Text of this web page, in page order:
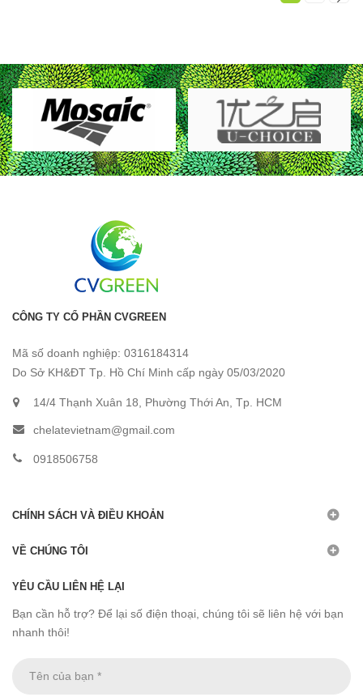
CÔNG TY CỔ PHẦN CVGREEN
Mã số doanh nghiệp: 0316184314
Do Sở KH&ĐT Tp. Hồ Chí Minh cấp ngày 05/03/2020
14/4 Thạnh Xuân 18, Phường Thới An, Tp. HCM
chelatevietnam@gmail.com
0918506758
CHÍNH SÁCH VÀ ĐIỀU KHOẢN
VỀ CHÚNG TÔI
YÊU CẦU LIÊN HỆ LẠI
Bạn cần hỗ trợ? Để lại số điện thoại, chúng tôi sẽ liên hệ với bạn
nhanh thôi!